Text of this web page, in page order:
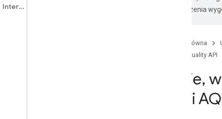
Tłumaczenia
Strona główna
Air Quality API
Kraje,
API i
Interfejs API